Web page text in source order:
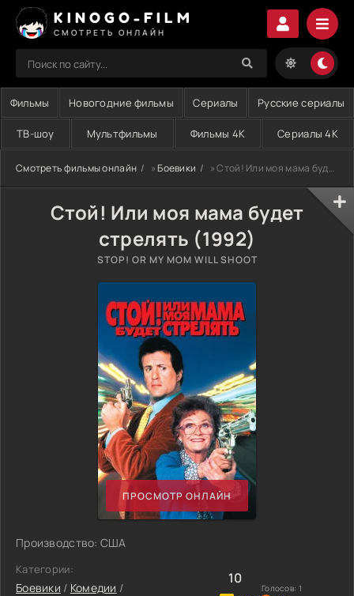
KINOGO-FILM
СМОТРЕТЬ ОНЛАЙН
Фильмы Новогодние фильмы Сериалы Русские сериалы
ТВ-шоу Мультфильмы Фильмы 4K Сериалы 4K
Смотреть фильмы онлайн »Боевики » Стой! Или моя мама будет стрелять (1992)
Стой! Или моя мама будет
стрелять (1992)
STOP! OR MY MOM WILL SHOOT
ПРОСМОТР ОНЛАЙН
Производство: США
Категории:
Боевики / Комедии /
10
Голосов: 1